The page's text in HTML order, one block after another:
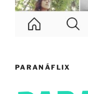
PARANÁFLIX